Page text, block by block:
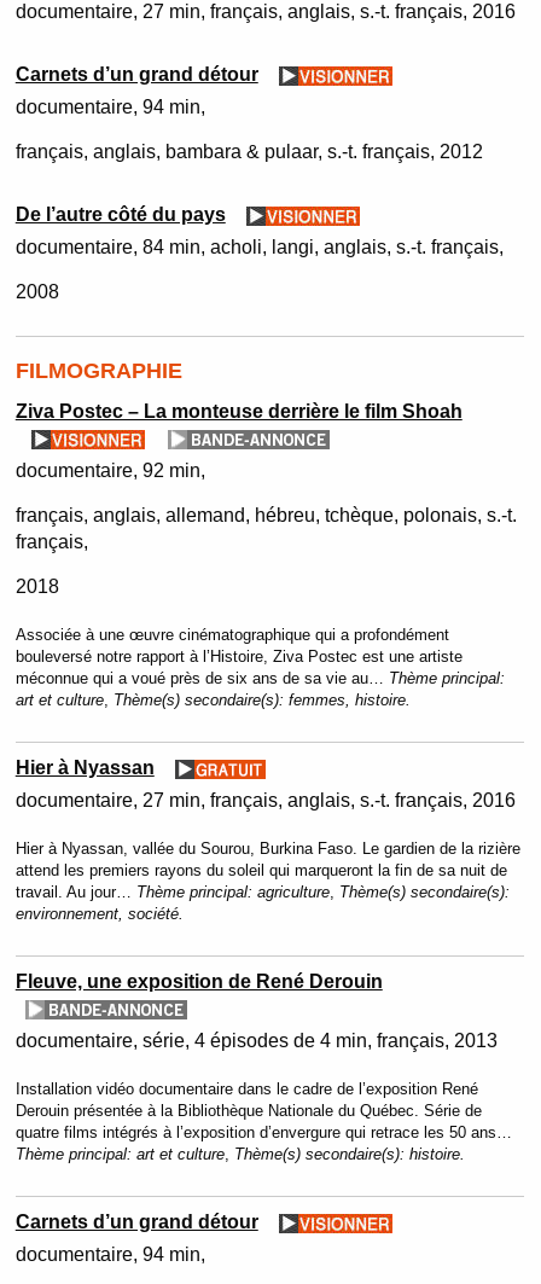
documentaire 27 min français, anglais, s.-t. français 2016
Carnets d’un grand détour
documentaire 94 min
français, anglais, bambara & pulaar, s.-t. français 2012
De l’autre côté du pays
documentaire 84 min acholi, langi, anglais, s.-t. français
2008
FILMOGRAPHIE
Ziva Postec – La monteuse derrière le film Shoah
documentaire 92 min
français, anglais, allemand, hébreu, tchèque, polonais, s.-t.
français
2018
Associée à une œuvre cinématographique qui a profondément
bouleversé notre rapport à l’Histoire, Ziva Postec est une artiste
méconnue qui a voué près de six ans de sa vie au… Thème principal:
art et culture, Thème(s) secondaire(s): femmes, histoire.
Hier à Nyassan
documentaire 27 min français, anglais, s.-t. français 2016
Hier à Nyassan, vallée du Sourou, Burkina Faso. Le gardien de la rizière
attend les premiers rayons du soleil qui marqueront la fin de sa nuit de
travail. Au jour… Thème principal: agriculture, Thème(s) secondaire(s):
environnement, société.
Fleuve, une exposition de René Derouin
documentaire série 4 épisodes de 4 min français 2013
Installation vidéo documentaire dans le cadre de l’exposition René
Derouin présentée à la Bibliothèque Nationale du Québec. Série de
quatre films intégrés à l’exposition d’envergure qui retrace les 50 ans…
Thème principal: art et culture, Thème(s) secondaire(s): histoire.
Carnets d’un grand détour
documentaire 94 min